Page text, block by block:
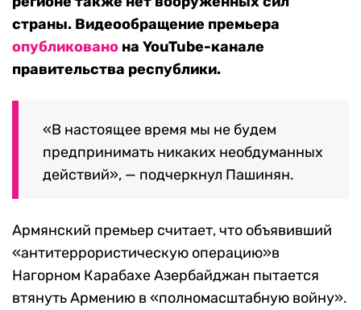
страны. Видеообращение премьера
опубликовано на YouTube-канале
правительства республики.
«В настоящее время мы не будем
предпринимать никаких необдуманных
действий», — подчеркнул Пашинян.
Армянский премьер считает, что объявивший
«антитеррористическую операцию»в
Нагорном Карабахе Азербайджан пытается
втянуть Армению в «полномасштабную войну».